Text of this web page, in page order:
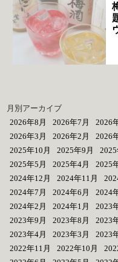
月別アーカイブ
2026年8月
2026年7月 2026
2026年3月
2026年2月 2026
2025年10月
2025年9月 2025
2025年5月
2025年4月 2025
2024年12月
2024年11月
2024年7月
2024年6月 2024
2024年2月
2024年1月 2023
2023年9月
2023年8月 2023
2023年4月
2023年3月 2023
2022年11月
2022年10月